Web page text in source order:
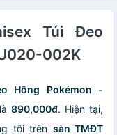
Túi Đeo
002K
Hông Pokémon -
890,000đ. Hiện tại,
tôi trên sàn TMĐT